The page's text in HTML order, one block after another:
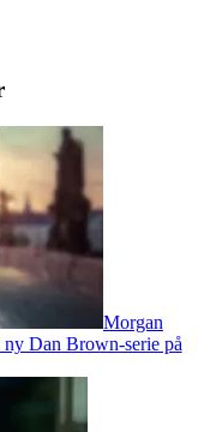
Morgan
Dan Brown-serie på